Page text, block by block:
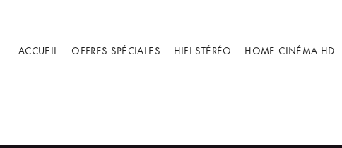
ACCUEIL OFFRES SPÉCIALES HIFI STÉRÉO HOME CINÉMA HD